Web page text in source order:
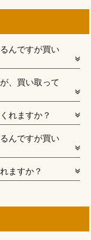
んですが買い
、買い取って
れますか？
んですが買い
ますか？